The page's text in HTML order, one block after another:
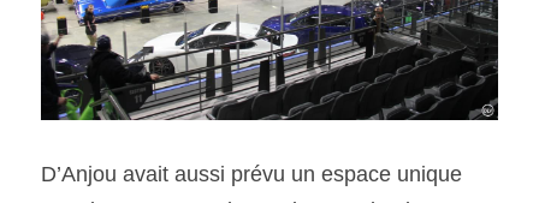
D’Anjou avait aussi prévu un espace unique